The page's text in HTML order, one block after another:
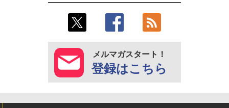
メルマガスタート！
登録はこちら